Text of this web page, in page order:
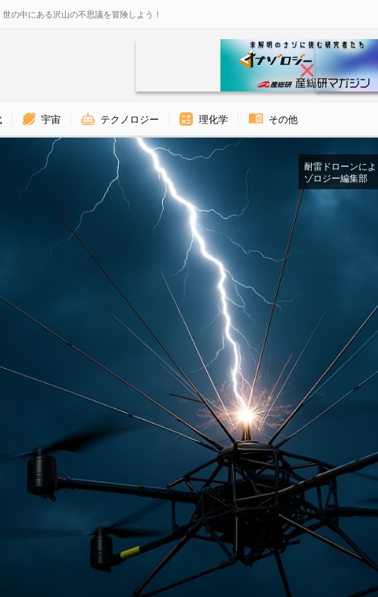
の中にある沢山の不思議を冒険しよう！
宇宙 テクノロジー 理化学 その他
耐雷ドローンに
ゾロジー編集部